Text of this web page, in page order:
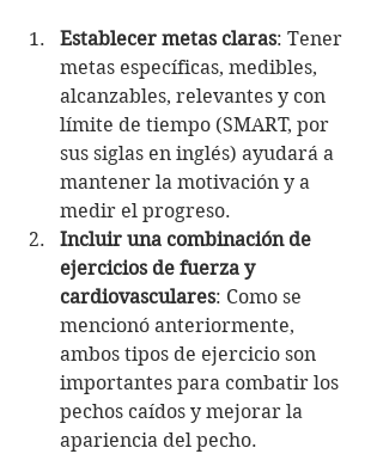
Establecer metas claras: Tener
metas específicas, medibles,
alcanzables, relevantes y con
límite de tiempo (SMART, por
sus siglas en inglés) ayudará a
mantener la motivación y a
medir el progreso.
Incluir una combinación de
ejercicios de fuerza y ​​
cardiovasculares: Como se
mencionó anteriormente,
ambos tipos de ejercicio son
importantes para combatir los
pechos caídos y mejorar la
apariencia del pecho.